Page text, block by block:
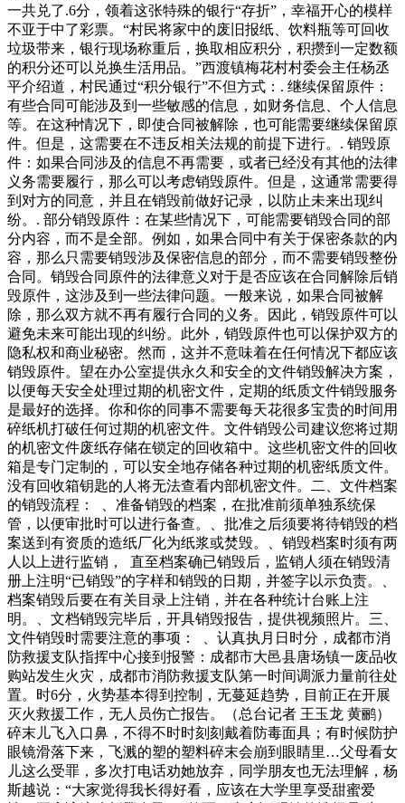
一共兑了.6分，领着这张特殊的银行“存折”，幸福开心的模样
不亚于中了彩票。“村民将家中的废旧报纸、饮料瓶等可回收
垃圾带来，银行现场称重后，换取相应积分，积攒到一定数额
的积分还可以兑换生活用品。”西渡镇梅花村村委会主任杨丞
平介绍道，村民通过“积分银行”不但方式：. 继续保留原件：
有些合同可能涉及到一些敏感的信息，如财务信息、个人信息
等。在这种情况下，即使合同被解除，也可能需要继续保留原
件。但是，这需要在不违反相关法规的前提下进行。. 销毁原
件：如果合同涉及的信息不再需要，或者已经没有其他的法律
义务需要履行，那么可以考虑销毁原件。但是，这通常需要得
到对方的同意，并且在销毁前做好记录，以防止未来出现纠
纷。. 部分销毁原件：在某些情况下，可能需要销毁合同的部
分内容，而不是全部。例如，如果合同中有关于保密条款的内
容，那么只需要销毁涉及保密信息的部分，而不需要销毁整份
合同。销毁合同原件的法律意义对于是否应该在合同解除后销
毁原件，这涉及到一些法律问题。一般来说，如果合同被解
除，那么双方就不再有履行合同的义务。因此，销毁原件可以
避免未来可能出现的纠纷。此外，销毁原件也可以保护双方的
隐私权和商业秘密。然而，这并不意味着在任何情况下都应该
销毁原件。望在办公室提供永久和安全的文件销毁解决方案，
以便每天安全处理过期的机密文件，定期的纸质文件销毁服务
是最好的选择。你和你的同事不需要每天花很多宝贵的时间用
碎纸机打破任何过期的机密文件。文件销毁公司建议您将过期
的机密文件废纸存储在锁定的回收箱中。这些机密文件的回收
箱是专门定制的，可以安全地存储各种过期的机密纸质文件。
没有回收箱钥匙的人将无法查看内部机密文件。二、文件档案
的销毁流程： 、准备销毁的档案，在批准前须单独系统保
管，以便审批时可以进行备查。、批准之后须要将待销毁的档
案送到有资质的造纸厂化为纸浆或焚毁。、销毁档案时须有两
人以上进行监销， 直至档案确已销毁后，监销人须在销毁清
册上注明“已销毁”的字样和销毁的日期，并签字以示负责。、
档案销毁后要在有关目录上注销，并在各种统计台账上注
明。、文档销毁完毕后，开具销毁报告，提供视频照片。三、
文件销毁时需要注意的事项： 、认真执月日时分，成都市消
防救援支队指挥中心接到报警：成都市大邑县唐场镇一废品收
购站发生火灾，成都市消防救援支队第一时间调派力量前往处
置。时6分，火势基本得到控制，无蔓延趋势，目前正在开展
灭火救援工作，无人员伤亡报告。（总台记者 王玉龙 黄鹂）
碎末儿飞入口鼻，不得不时时刻刻戴着防毒面具；有时候防护
眼镜滑落下来，飞溅的塑的塑料碎末会崩到眼睛里…父母看女
儿这么受罪，多次打电话劝她放弃，同学朋友也无法理解，杨
斯越说：“大家觉得我长得好看，应该在大学里享受甜蜜爱